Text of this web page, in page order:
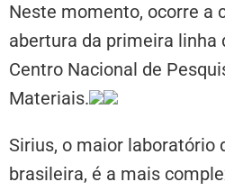
Neste momento, ocorre a
abertura da primeira linha
Centro Nacional de
Materiais.
Sirius, o maior laboratório
brasileira, é a mais